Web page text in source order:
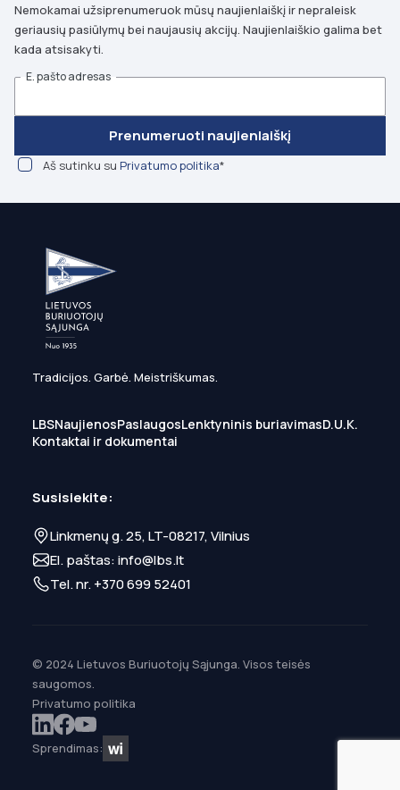
Nemokamai užsiprenumeruok mūsų naujienlaiškį ir nepraleisk
geriausių pasiūlymų bei naujausių akcijų. Naujienlaiškio galima bet
kada atsisakyti.
E. pašto adresas
Prenumeruoti naujienlaiškį
Aš sutinku su Privatumo politika*
Tradicijos. Garbė. Meistriškumas.
LBSNaujienosPaslaugosLenktyninis buriavimasD.U.K.
Kontaktai ir dokumentai
Susisiekite:
Linkmenų g. 25, LT-08217, Vilnius
El. paštas:info@lbs.lt
Tel. nr.+370 699 52401
© 2024 Lietuvos Buriuotojų Sąjunga. Visos teisės
saugomos.
Privatumo politika
Sprendimas: